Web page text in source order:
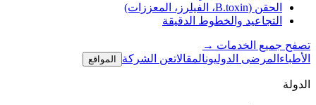
الحقن (B.toxin، الفيلرز، المعززات)
التجاعيد والخطوط الدقيقة
تصفح جميع الخدمات →
الأطباء المرضى الدوليونالمقالاتعن الشركة المواقع
الدولة